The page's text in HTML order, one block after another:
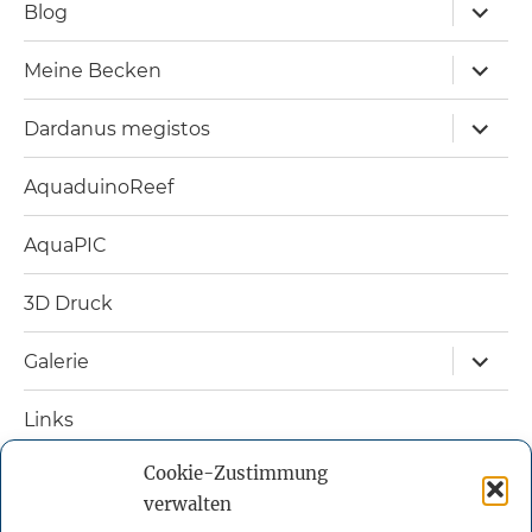
Cookie-Zustimmung
verwalten
Blog
öffnen
Meine Becken
öffnen
Dardanus megistos
öffnen
AquaduinoReef
AquaPIC
3D Druck
Galerie
öffnen
Links
Nützliche Bücher